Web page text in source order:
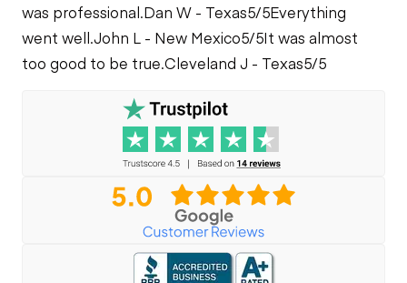
was professional.Dan W - Texas5/5Everything
went well.John L - New Mexico5/5It was almost
too good to be true.Cleveland J - Texas5/5